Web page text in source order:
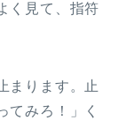
く見て、指符
まります。止
てみろ！」く